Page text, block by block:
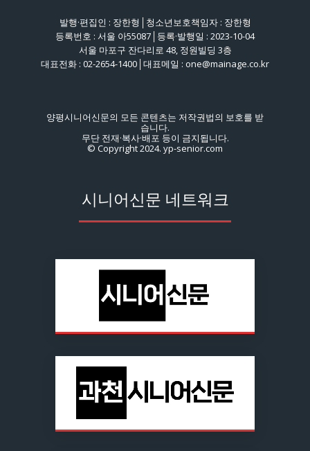
발행·편집인 : 장한형│청소년보호책임자 : 장한형
등록번호 : 서울 아55087│등록·발행일 : 2023-10-04
서울 마포구 잔다리로 48, 정원빌딩 3층
대표전화 : 02-2654-1400│대표메일 : one@mainage.co.kr
양평시니어신문의 모든 콘텐츠는 저작권법의 보호를 받
습니다.
무단 전재·복사·배포 등이 금지됩니다.
© Copyright 2024. yp-senior.com
시니어신문 네트워크